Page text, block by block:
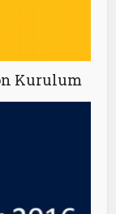
Kurulum